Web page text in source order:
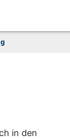
in den